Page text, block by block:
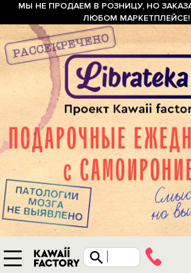
МЫ НЕ ПРОДАЕМ В РОЗНИЦУ, НО
ЛЮБОМ МАРКЕТПЛЕЙСЕ!